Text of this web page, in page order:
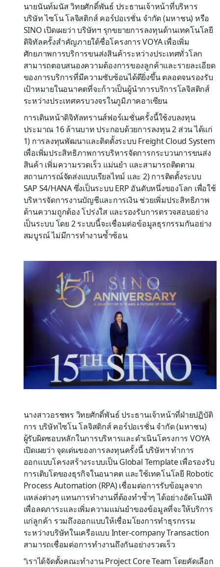
นายนันท์มนัส วิทยศักดิ์พันธ์ ประธานเจ้าหน้าที่บริหาร
บริษัท ไซโน โลจิสติกส์ คอร์ปอเรชั่น จำกัด (มหาชน) หรือ
SINO เปิดเผยว่า บริษัทฯ รุกขยายการลงทุนด้านเทคโนโลยี
ดิจิทัลครั้งสำคัญภายใต้ชื่อโครงการ VOYA เพื่อเพิ่ม
ศักยภาพการบริการขนส่งสินค้าระหว่างประเทศทั่วโลก
สามารถตอบสนองความต้องการของลูกค้าและรายละเอียด
ของการบริการที่มีความซับซ้อนได้ดียิ่งขึ้น ตลอดจนรองรับ
เป้าหมายในอนาคตที่จะก้าวเป็นผู้นำการบริการโลจิสติกส์
ระหว่างประเทศครบวงจรในภูมิภาคอาเซียน
การเดินหน้าดิจิทัลทรานส์ฟอร์เมชั่นครั้งนี้ใช้งบลงทุน
ประมาณ 16 ล้านบาท ประกอบด้วยการลงทุน 2 ส่วน ได้แก่
1) การลงทุนพัฒนาและติดตั้งระบบ Freight Cloud System
เพื่อเพิ่มประสิทธิภาพการบริหารจัดการกระบวนการขนส่ง
สินค้า เพิ่มความรวดเร็ว แม่นยำ และสามารถติดตาม
สถานการณ์จัดส่งแบบเรียลไทม์ และ 2) การติดตั้งระบบ
SAP S4/HANA ซึ่งเป็นระบบ ERP อันดับหนึ่งของโลก เพื่อใช้
บริหารจัดการงานบัญชีและการเงิน ช่วยเพิ่มประสิทธิภาพ
ด้านความถูกต้อง โปร่งใส และรองรับการตรวจสอบอย่าง
เป็นระบบ โดย 2 ระบบนี้จะเชื่อมต่อข้อมูลธุรกรรมกันอย่าง
สมบูรณ์ ไม่มีการทำงานซ้ำซ้อน
นางสาวอรชพร วิทยศักดิ์พันธ์ ประธานเจ้าหน้าที่ฝ่ายปฏิบัติ
การ บริษัทไซโน โลจิสติกส์ คอร์ปอเรชั่น จำกัด (มหาชน)
ผู้รับผิดชอบหลักในการบริหารและดำเนินโครงการ VOYA
เปิดเผยว่า จุดเด่นของการลงทุนครั้งนี้ บริษัทฯ ทำการ
ออกแบบโครงสร้างระบบเป็น Global Template เพื่อรองรับ
การเติบโตของธุรกิจในอนาคต และใช้เทคโนโลยี Robotic
Process Automation (RPA) เชื่อมต่อการรับข้อมูลจาก
แหล่งต่างๆ แทนการทำงานที่ต้องทำซ้ำๆ ได้อย่างอัตโนมัติ
เพื่อลดภาระและเพิ่มความแม่นยำของข้อมูลที่จะให้บริการ
แก่ลูกค้า รวมถึงออกแบบให้เชื่อมโยงการทำธุรกรรม
ระหว่างบริษัทในเครือแบบ Inter-company Transaction
สามารถเชื่อมต่อการทำงานถึงกันอย่างรวดเร็ว
“เราได้จัดตั้งคณะทำงาน Project Core Team โดยคัดเลือก